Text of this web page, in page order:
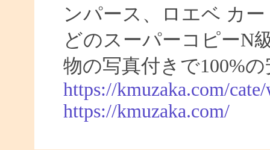
ンパース、ロエベ カ
どのスーパーコピーN
物の写真付きで100%
https://kmuzaka.com/
https://kmuzaka.com/